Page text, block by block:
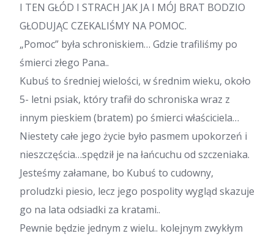
I TEN GŁÓD I STRACH JAK JA I MÓJ BRAT BODZIO
GŁODUJĄC CZEKALIŚMY NA POMOC.
„Pomoc” była schroniskiem… Gdzie trafiliśmy po
śmierci złego Pana..
Kubuś to średniej wielości, w średnim wieku, około
5- letni psiak, który trafił do schroniska wraz z
innym pieskiem (bratem) po śmierci właściciela…
Niestety całe jego życie było pasmem upokorzeń i
nieszczęścia…spędził je na łańcuchu od szczeniaka.
Jesteśmy załamane, bo Kubuś to cudowny,
proludzki piesio, lecz jego pospolity wygląd skazuje
go na lata odsiadki za kratami..
Pewnie będzie jednym z wielu.. kolejnym zwykłym